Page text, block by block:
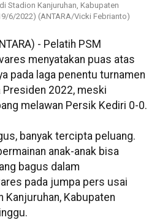
Stadion Kanjuruhan, Kabupaten
6/2022) (ANTARA/Vicki Febrianto)
- Pelatih PSM
menyatakan puas atas
pada laga penentu turnamen
Presiden 2022, meski
melawan Persik Kediri 0-0.
banyak tercipta peluang.
anak-anak bisa
bagus dalam
pada jumpa pers usai
Kanjuruhan, Kabupaten